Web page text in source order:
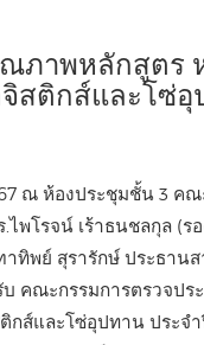
ณภาพหลักสูต
สติกส์และโซ่
ณ ห้องประชุมชั้น 3 ค
ไพโรจน์ เร้าธนชลกุล (
าทิพย์ สุรารักษ์ ประธา
บ คณะกรรมการตรวจ
ส์และโซ่อุปทาน ประจำ